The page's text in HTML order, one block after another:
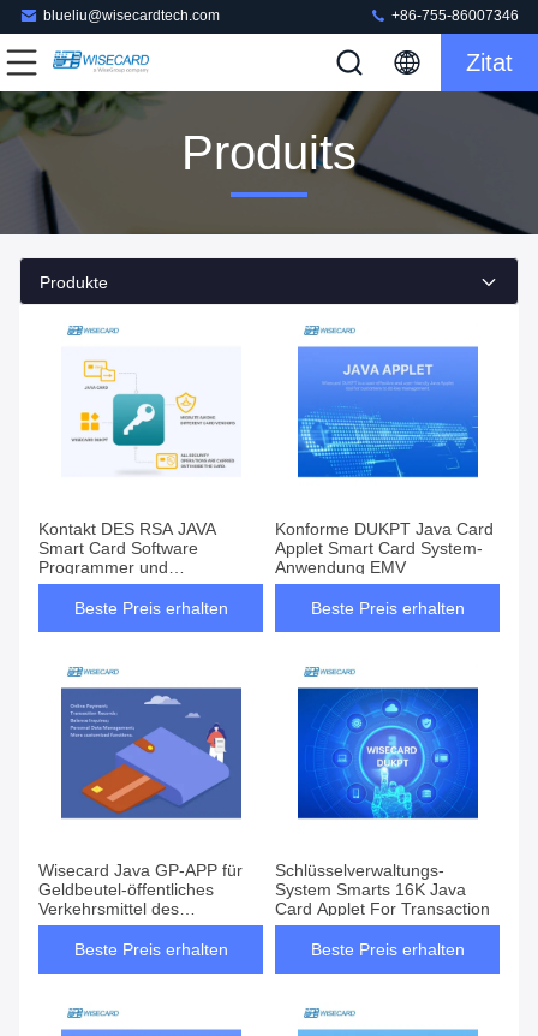
blueliu@wisecardtech.com +86-755-86007346
Zitat
Produits
Produkte
Kontakt DES RSA JAVA
Smart Card Software
Programmer und
kontaktloses
Beste Preis erhalten
Konforme DUKPT Java Card
Applet Smart Card System-
Anwendung EMV
Beste Preis erhalten
Wisecard Java GP-APP für
Geldbeutel-öffentliches
Verkehrsmittel des
Eigenmarken-Karten-
System-Smart
Beste Preis erhalten
Schlüsselverwaltungs-
System Smarts 16K Java
Card Applet For Transaction
Beste Preis erhalten